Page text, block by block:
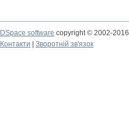
DSpace software copyright © 2002-2016
Контакти
Зворотній зв'язок